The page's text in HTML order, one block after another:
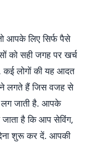
आपके लिए सिर्फ पैसे
को सही जगह पर खर्च
कई लोगों की यह आदत
लगते हैं जिस वजह से
जाती है. आपके
जाता है कि आप सेविंग,
देना शुरू कर दें. आपकी